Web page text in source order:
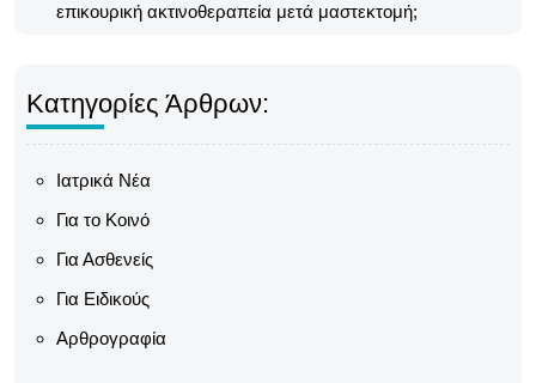
επικουρική ακτινοθεραπεία μετά μαστεκτομή;
Κατηγορίες Άρθρων:
Ιατρικά Νέα
Για το Κοινό
Για Ασθενείς
Για Ειδικούς
Αρθρογραφία